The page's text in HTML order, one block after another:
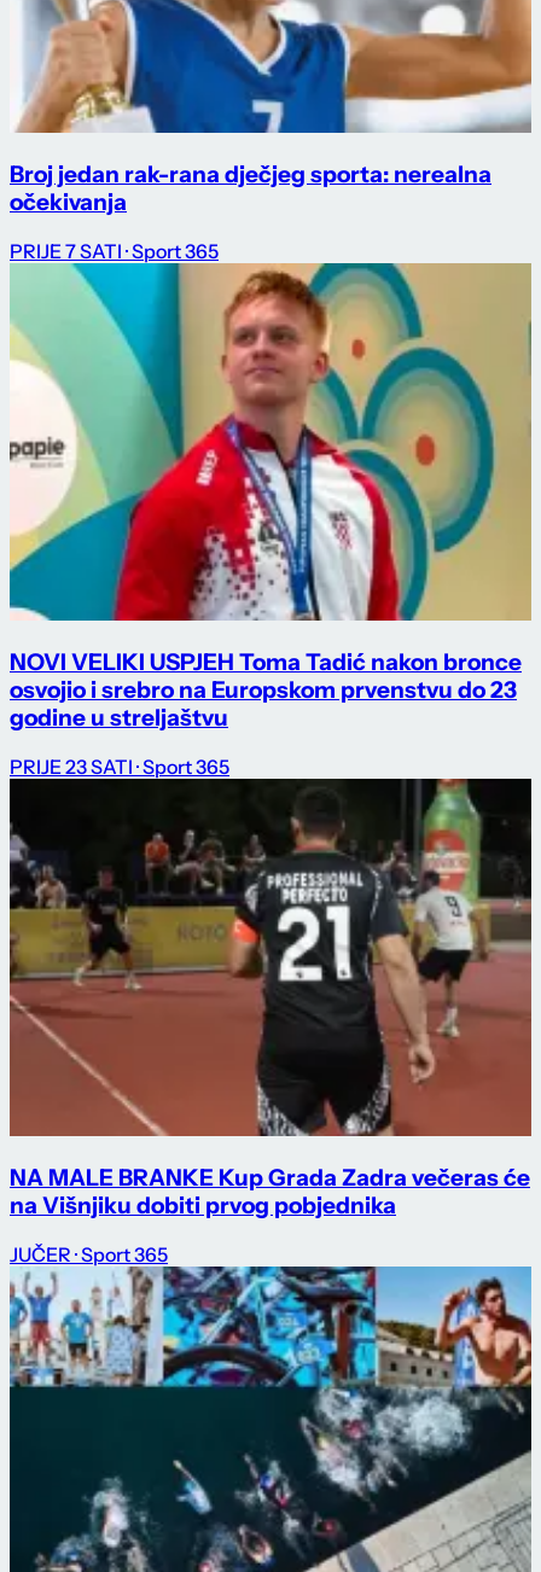
Broj jedan rak-rana dječjeg sporta: nerealna
očekivanja
PRIJE 7 SATI · Sport 365
NOVI VELIKI USPJEH Toma Tadić nakon bronce
osvojio i srebro na Europskom prvenstvu do 23
godine u streljaštvu
PRIJE 23 SATI · Sport 365
NA MALE BRANKE Kup Grada Zadra večeras će
na Višnjiku dobiti prvog pobjednika
JUČER · Sport 365